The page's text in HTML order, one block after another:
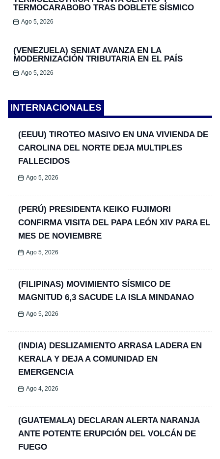
TERMOCARABOBO TRAS DOBLETE SÍSMICO
Ago 5, 2026
(VENEZUELA) SENIAT AVANZA EN LA
MODERNIZACIÓN TRIBUTARIA EN EL PAÍS
Ago 5, 2026
INTERNACIONALES
(EEUU) TIROTEO MASIVO EN UNA VIVIENDA DE
CAROLINA DEL NORTE DEJA MULTIPLES
FALLECIDOS
Ago 5, 2026
(PERÚ) PRESIDENTA KEIKO FUJIMORI
CONFIRMA VISITA DEL PAPA LEÓN XIV PARA EL
MES DE NOVIEMBRE
Ago 5, 2026
(FILIPINAS) MOVIMIENTO SÍSMICO DE
MAGNITUD 6,3 SACUDE LA ISLA MINDANAO
Ago 5, 2026
(INDIA) DESLIZAMIENTO ARRASA LADERA EN
KERALA Y DEJA A COMUNIDAD EN
EMERGENCIA
Ago 4, 2026
(GUATEMALA) DECLARAN ALERTA NARANJA
ANTE POTENTE ERUPCIÓN DEL VOLCÁN DE
FUEGO